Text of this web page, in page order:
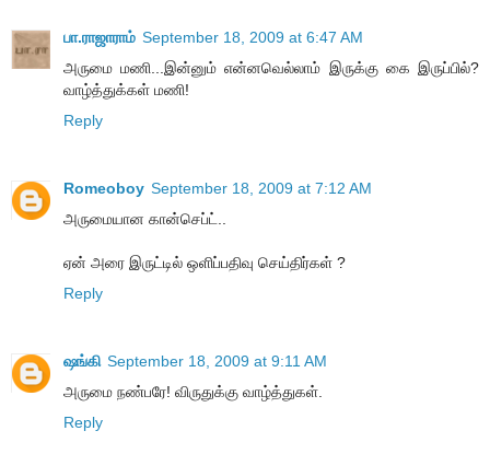
பா.ராஜாராம் September 18, 2009 at 6:47 AM
அருமை மணி...இன்னும் என்னவெல்லாம் இருக்கு கை இருப்பில்?
வாழ்த்துக்கள் மணி!
Reply
Romeoboy September 18, 2009 at 7:12 AM
அருமையான கான்செப்ட்..
ஏன் அரை இருட்டில் ஒளிப்பதிவு செய்திர்கள் ?
Reply
ஷங்கி September 18, 2009 at 9:11 AM
அருமை நண்பரே! விருதுக்கு வாழ்த்துகள்.
Reply